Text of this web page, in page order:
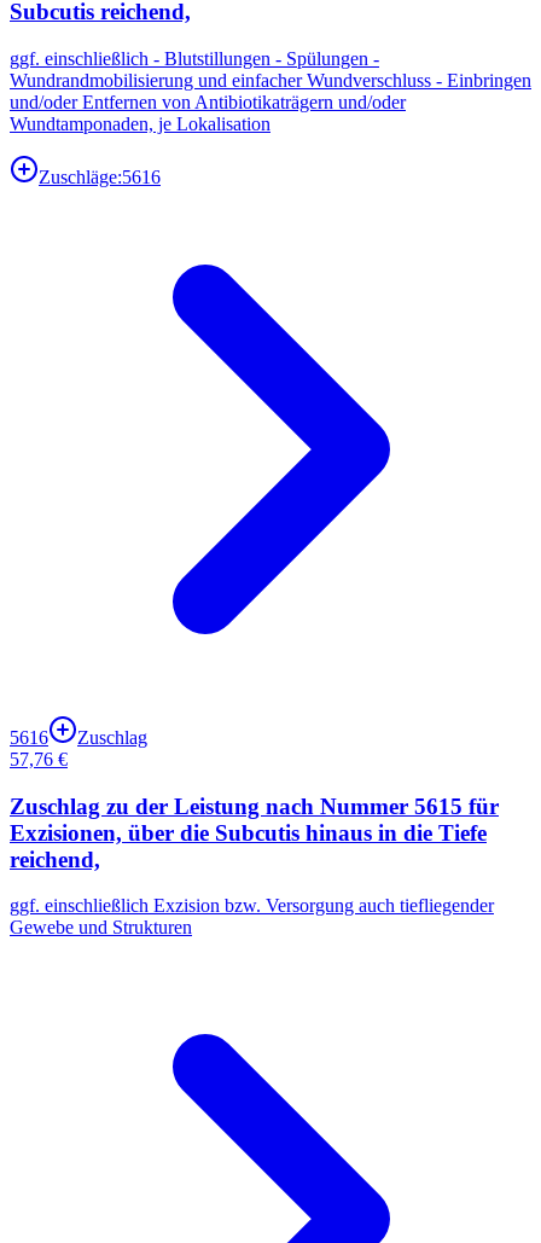
Subcutis reichend,
ggf. einschließlich - Blutstillungen - Spülungen -
Wundrandmobilisierung und einfacher Wundverschluss - Einbringen
und/oder Entfernen von Antibiotikaträgern und/oder
Wundtamponaden, je Lokalisation
Zuschläge:5616
5616
Zuschlag
57,76 €
Zuschlag zu der Leistung nach Nummer 5615 für
Exzisionen, über die Subcutis hinaus in die Tiefe
reichend,
ggf. einschließlich Exzision bzw. Versorgung auch tiefliegender
Gewebe und Strukturen